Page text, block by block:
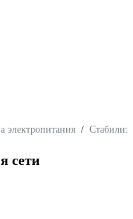
электропитания /
сети